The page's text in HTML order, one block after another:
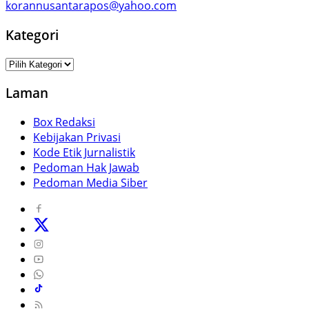
korannusantarapos@yahoo.com
Kategori
Kategori
Laman
Box Redaksi
Kebijakan Privasi
Kode Etik Jurnalistik
Pedoman Hak Jawab
Pedoman Media Siber